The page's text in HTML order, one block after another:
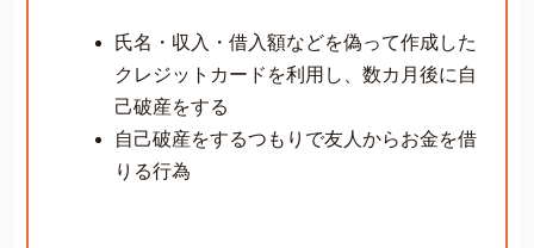
氏名・収入・借入額などを偽って作成した
クレジットカードを利用し、数カ月後に自
己破産をする
自己破産をするつもりで友人からお金を借
りる行為